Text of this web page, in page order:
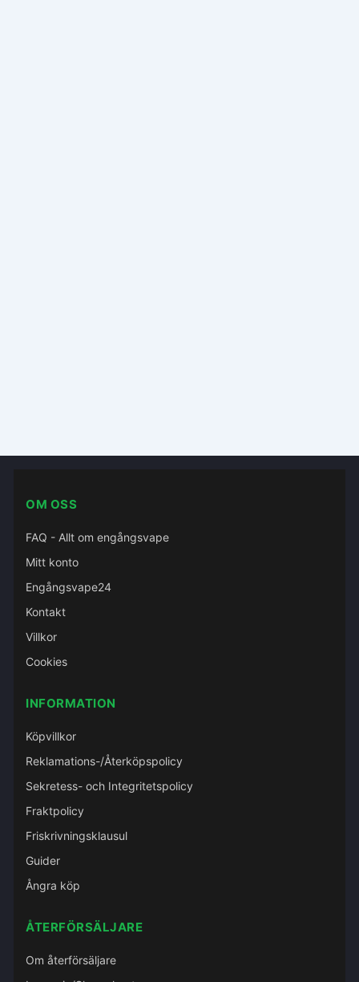
OM OSS
FAQ - Allt om engångsvape
Mitt konto
Engångsvape24
Kontakt
Villkor
Cookies
INFORMATION
Köpvillkor
Reklamations-/Återköpspolicy
Sekretess- och Integritetspolicy
Fraktpolicy
Friskrivningsklausul
Guider
Ångra köp
ÅTERFÖRSÄLJARE
Om återförsäljare